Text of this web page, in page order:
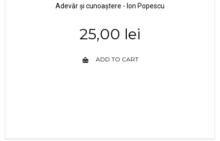
Adevăr și cunoaștere - Ion Popescu
25,00 lei
ADD TO CART